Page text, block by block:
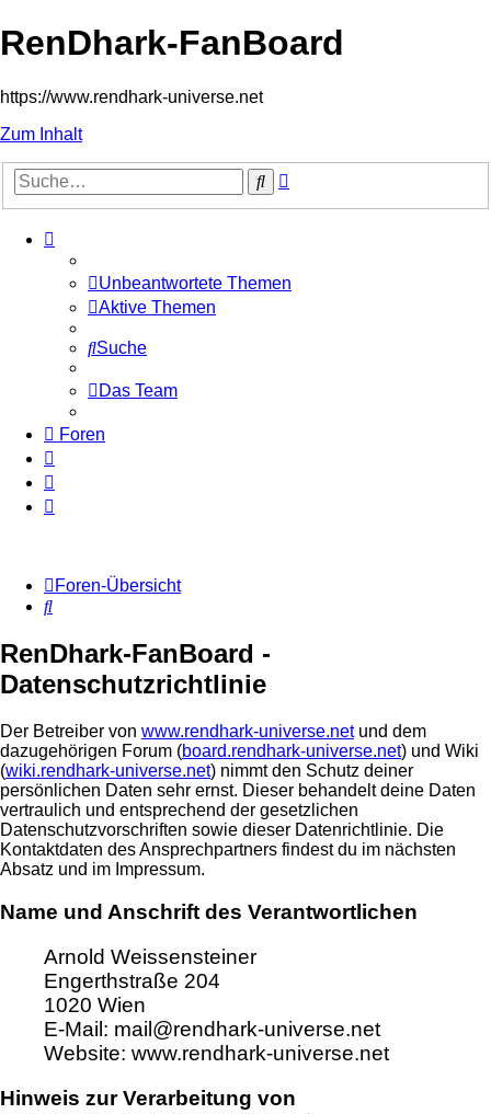
RenDhark-FanBoard
https://www.rendhark-universe.net
Zum Inhalt
Suche
Unbeantwortete Themen
Aktive Themen
Suche
Das Team
Foren
Foren-Übersicht
Suche
RenDhark-FanBoard -
Datenschutzrichtlinie
Der Betreiber von www.rendhark-universe.netund dem
dazugehörigen Forum (board.rendhark-universe.net) und Wiki
(wiki.rendhark-universe.net) nimmt den Schutz deiner
persönlichen Daten sehr ernst. Dieser behandelt deine Daten
vertraulich und entsprechend der gesetzlichen
Datenschutzvorschriften sowie dieser Datenrichtlinie. Die
Kontaktdaten des Ansprechpartners findest du im nächsten
Absatz und im Impressum.
Name und Anschrift des Verantwortlichen
Arnold Weissensteiner
Engerthstraße 204
1020 Wien
E-Mail: mail@rendhark-universe.net
Website: www.rendhark-universe.net
Hinweis zur Verarbeitung von